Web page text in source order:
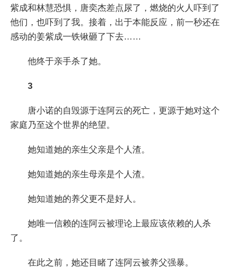
紫成和林慧恐惧，唐奕杰差点尿了，燃烧的火人吓到了
他们，也吓到了我。接着，出于本能反应，前一秒还在
感动的姜紫成一铁锹砸了下去……
他终于亲手杀了她。
3
唐小诺的自毁源于连阿云的死亡，更源于她对这个
家庭乃至这个世界的绝望。
她知道她的亲生父亲是个人渣。
她知道她的亲生母亲是个人渣。
她知道她的养父更不是好人。
她唯一信赖的连阿云被理论上最应该依赖的人杀
了。
在此之前，她还目睹了连阿云被养父强暴。